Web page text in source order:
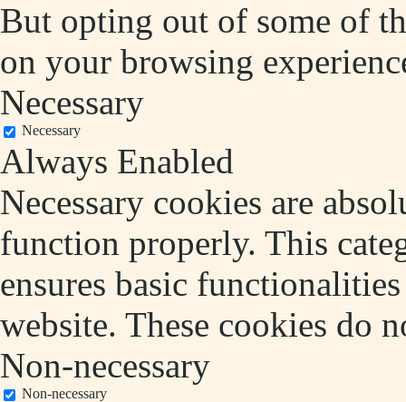
But opting out of some of
on your browsing
Necessary
Necessary
Always Enabled
Necessary cookies are
function properly. This
ensures basic
website. These cookies do
Non-necessary
Non-necessary